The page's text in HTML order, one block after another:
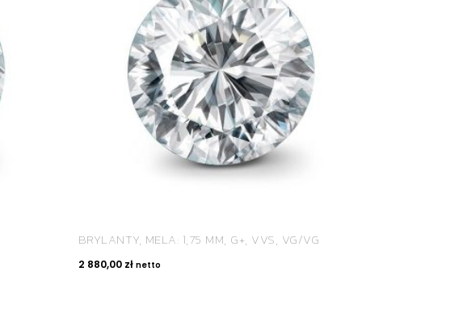
BRYLANTY, MELA: 1,75 MM, G+, VVS, VG/VG
2 880,00 zł netto